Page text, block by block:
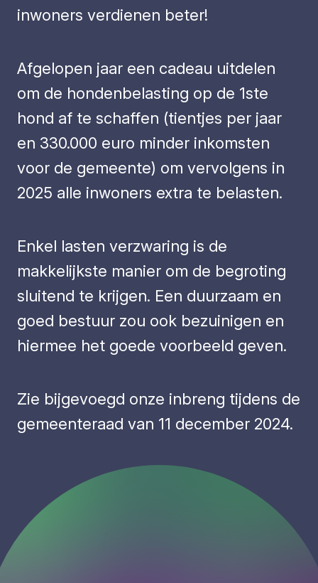
inwoners verdienen beter!
Afgelopen jaar een cadeau uitdelen
om de hondenbelasting op de 1ste
hond af te schaffen (tientjes per jaar
en 330.000 euro minder inkomsten
voor de gemeente) om vervolgens in
2025 alle inwoners extra te belasten.
Enkel lasten verzwaring is de
makkelijkste manier om de begroting
sluitend te krijgen. Een duurzaam en
goed bestuur zou ook bezuinigen en
hiermee het goede voorbeeld geven.
Zie bijgevoegd onze inbreng tijdens de
gemeenteraad van 11 december 2024.